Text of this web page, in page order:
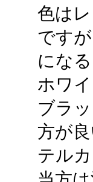
色は
です
にな
ホワ
ブラ
方が
テル